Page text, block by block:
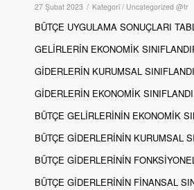
27 Şubat 2023 / Kategori / Uncategorized @tr
BÜTÇE UYGULAMA SONUÇLARI
GELİRLERİN EKONOMİK
GİDERLERİN KURUMSAL
GİDERLERİN EKONOMİK
BÜTÇE GELİRLERİNİN EKONOMİK
BÜTÇE GİDERLERİNİN KURUMSAL
BÜTÇE GİDERLERİNİN
BÜTÇE GİDERLERİNİN FİNANSAL